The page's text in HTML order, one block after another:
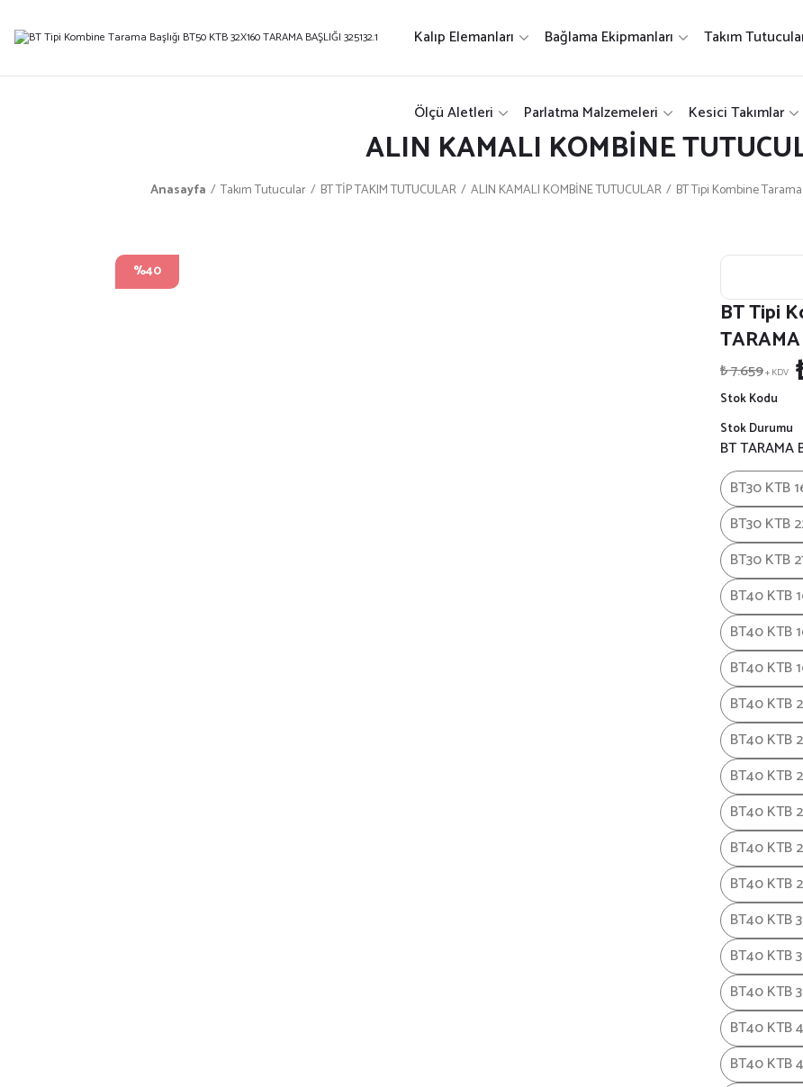
Kalıp Elemanları Bağlama Ekipmanları Takım
Ölçü Aletleri Parlatma Malzemeleri Kesici Takımlar
ALIN KAMALI KOMBİNE
Anasayfa Takım Tutucular BT TİP TAKIM TUTUCULAR ALIN KAMALI KOMBİNE TUTUCULAR BT Tipi Kombine Tarama
%40
BT Tipi
TARAMA
₺ 7.659+ KDV
Stok Kodu
Stok Durumu
BT TARAMA
BT30 KTB
BT30 KTB
BT30 KTB
BT40 KTB
BT40 KTB
BT40 KTB
BT40 KTB
BT40 KTB
BT40 KTB
BT40 KTB
BT40 KTB
BT40 KTB
BT40 KTB
BT40 KTB
BT40 KTB
BT40 KTB
BT40 KTB